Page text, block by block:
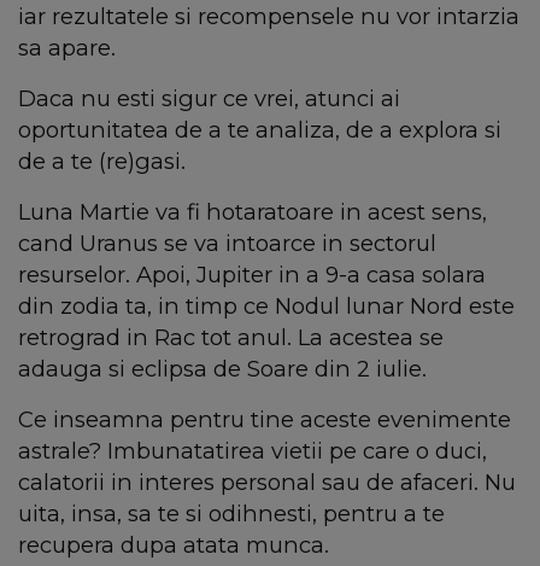
iar rezultatele si recompensele nu vor intarzia
sa apare.
Daca nu esti sigur ce vrei, atunci ai
oportunitatea de a te analiza, de a explora si
de a te (re)gasi.
Luna Martie va fi hotaratoare in acest sens,
cand Uranus se va intoarce in sectorul
resurselor. Apoi, Jupiter in a 9-a casa solara
din zodia ta, in timp ce Nodul lunar Nord este
retrograd in Rac tot anul. La acestea se
adauga si eclipsa de Soare din 2 iulie.
Ce inseamna pentru tine aceste evenimente
astrale? Imbunatatirea vietii pe care o duci,
calatorii in interes personal sau de afaceri. Nu
uita, insa, sa te si odihnesti, pentru a te
recupera dupa atata munca.